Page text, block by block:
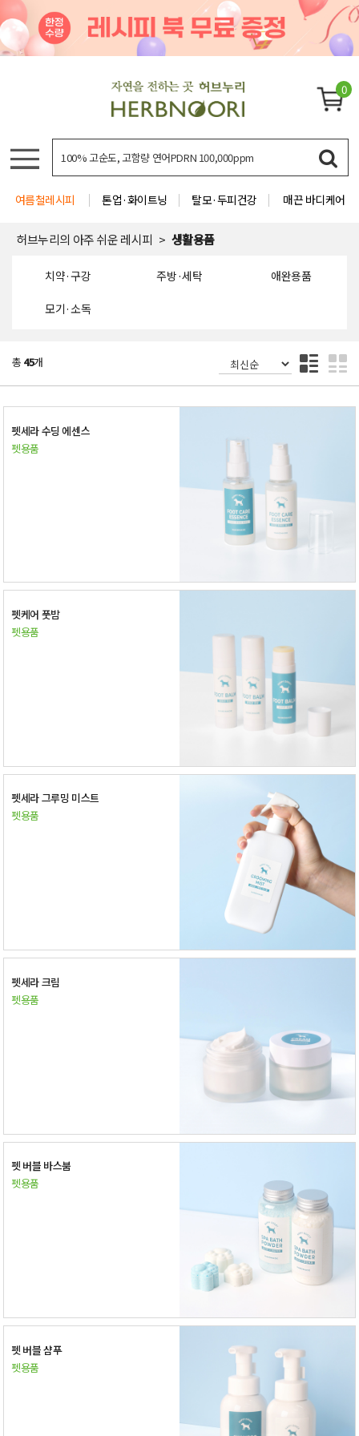
0
여름철레시피 톤업·화이트닝 탈모·두피건강 매끈 바디케어
허브누리의 아주 쉬운 레시피 생활용품
치약·구강 주방·세탁 애완용품
모기·소독
총 45개
펫세라 수딩 에센스
펫용품
펫케어 풋밤
펫용품
펫세라 그루밍 미스트
펫용품
펫세라 크림
펫용품
펫 버블 바스붐
펫용품
펫 버블 샴푸
펫용품